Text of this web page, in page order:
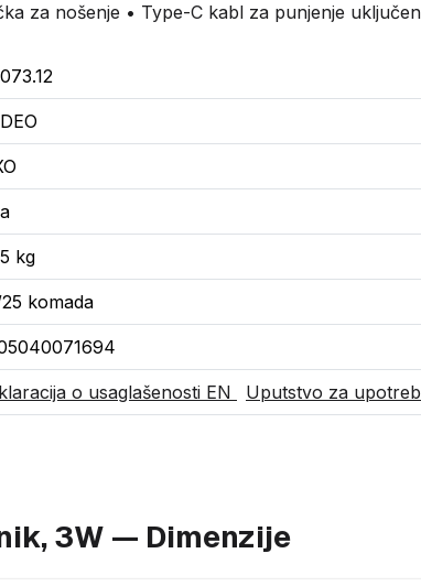
za nošenje • Type-C kabl za punjenje
kg
komada
o usaglašenosti EN Uputstvo za
3W — Dimenzije